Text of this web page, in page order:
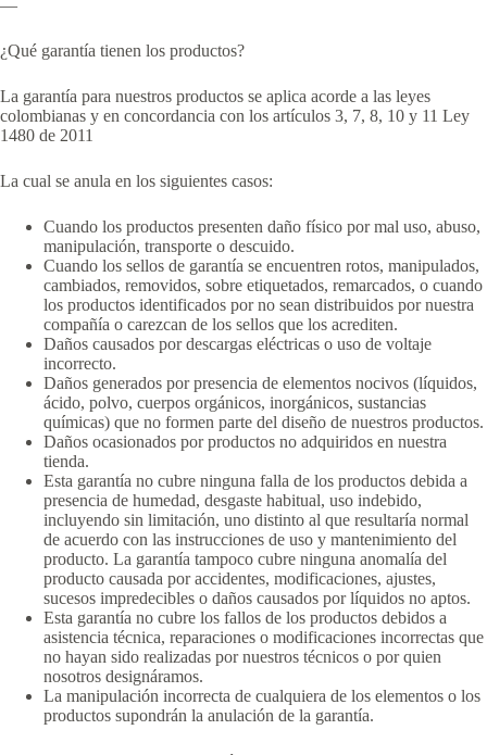
—
¿Qué garantía tienen los productos?
La garantía para nuestros productos se aplica acorde a las leyes
colombianas y en concordancia con los artículos 3, 7, 8, 10 y 11 Ley
1480 de 2011
La cual se anula en los siguientes casos:
Cuando los productos presenten daño físico por mal uso, abuso,
manipulación, transporte o descuido.
Cuando los sellos de garantía se encuentren rotos, manipulados,
cambiados, removidos, sobre etiquetados, remarcados, o cuando
los productos identificados por no sean distribuidos por nuestra
compañía o carezcan de los sellos que los acrediten.
Daños causados por descargas eléctricas o uso de voltaje
incorrecto.
Daños generados por presencia de elementos nocivos (líquidos,
ácido, polvo, cuerpos orgánicos, inorgánicos, sustancias
químicas) que no formen parte del diseño de nuestros productos.
Daños ocasionados por productos no adquiridos en nuestra
tienda.
Esta garantía no cubre ninguna falla de los productos debida a
presencia de humedad, desgaste habitual, uso indebido,
incluyendo sin limitación, uno distinto al que resultaría normal
de acuerdo con las instrucciones de uso y mantenimiento del
producto. La garantía tampoco cubre ninguna anomalía del
producto causada por accidentes, modificaciones, ajustes,
sucesos impredecibles o daños causados por líquidos no aptos.
Esta garantía no cubre los fallos de los productos debidos a
asistencia técnica, reparaciones o modificaciones incorrectas que
no hayan sido realizadas por nuestros técnicos o por quien
nosotros designáramos.
La manipulación incorrecta de cualquiera de los elementos o los
productos supondrán la anulación de la garantía.